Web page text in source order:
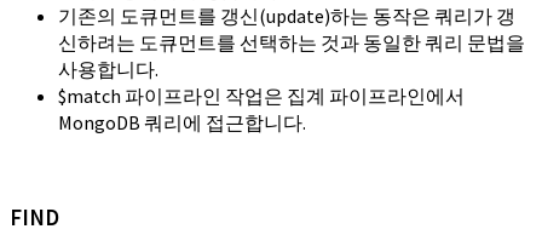
기존의 도큐먼트를 갱신(update)하는 동작은 쿼리가 갱
신하려는 도큐먼트를 선택하는 것과 동일한 쿼리 문법을
사용합니다.
$match 파이프라인 작업은 집계 파이프라인에서
MongoDB 쿼리에 접근합니다.
FIND